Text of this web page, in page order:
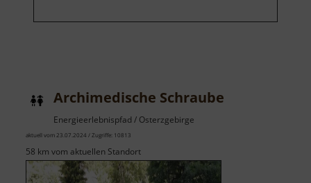
Archimedische Schraube
Energieerlebnispfad / Osterzgebirge
aktuell vom 23.07.2024 / Zugriffe: 10813
58 km vom aktuellen Standort